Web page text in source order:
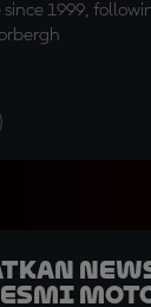
1999,